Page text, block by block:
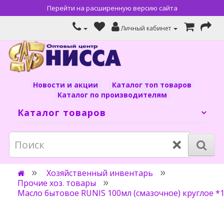
Перейти на расширенную версию сайта
Личный кабинет
Новости и акции
Каталог топ товаров
Каталог по производителям
Каталог товаров
×
Хозяйственный инвентарь
Прочие хоз. товары
Масло бытовое RUNIS 100мл (смазочное) круглое